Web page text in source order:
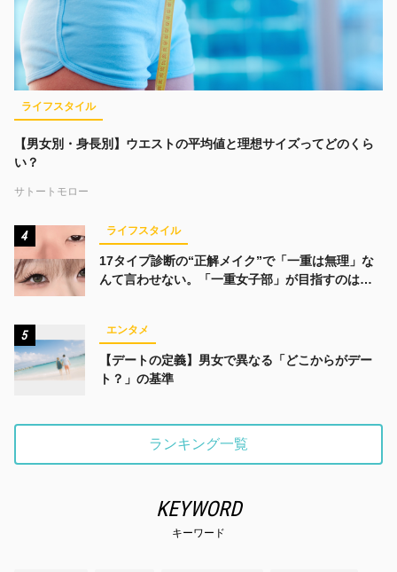
ライフスタイル
【男女別・身長別】ウエストの平均値と理想サイズってどのくら
い？
サトートモロー
4 ライフスタイル
17タイプ診断の“正解メイク”で「一重は無理」な
んて言わせない。「一重女子部」が目指すのは、
5 エンタメ
【デートの定義】男女で異なる「どこからがデー
ト？」の基準
ランキング一覧
KEYWORD
キーワード